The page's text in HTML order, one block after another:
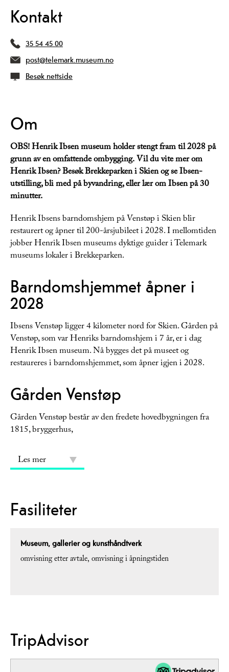
Kontakt
35 54 45 00
post@telemark.museum.no
Besøk nettside
Om
OBS! Henrik Ibsen museum holder stengt fram til 2028 på
grunn av en omfattende ombygging. Vil du vite mer om
Henrik Ibsen? Besøk Brekkeparken i Skien og se Ibsen-
utstilling, bli med på byvandring, eller lær om Ibsen på 30
minutter.
Henrik Ibsens barndomshjem på Venstøp i Skien blir
restaurert og åpner til 200-årsjubileet i 2028. I mellomtiden
jobber Henrik Ibsen museums dyktige guider i Telemark
museums lokaler i Brekkeparken.
Barndomshjemmet åpner i
2028
Ibsens Venstøp ligger 4 kilometer nord for Skien. Gården på
Venstøp, som var Henriks barndomshjem i 7 år, er i dag
Henrik Ibsen museum. Nå bygges det på museet og
restaureres i barndomshjemmet, som åpner igjen i 2028.
Gården Venstøp
Gården Venstøp består av den fredete hovedbygningen fra
1815, bryggerhus,
Les mer
Fasiliteter
Museum, gallerier og kunsthåndtverk
omvisning etter avtale omvisning i åpningstiden
TripAdvisor